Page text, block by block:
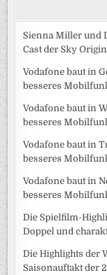
Sienna Miller und
Cast der Sky
Vodafone baut in
besseres
Vodafone baut in
besseres
Vodafone baut in
besseres
Vodafone baut in
besseres
Die Spielfilm-
Doppel und
Die Highlights der
Saisonauftakt der